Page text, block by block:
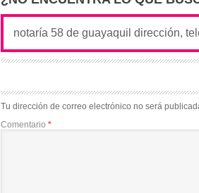
Tu dirección de correo electrónico no será
Comentario*